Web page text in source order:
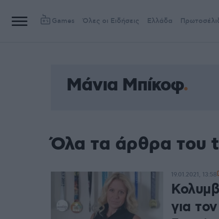
Games Όλες οι Ειδήσεις Ελλάδα
Μάνια Μπίκοφ
Όλα τα άρθρα του
για
19.01.2021, 13:58